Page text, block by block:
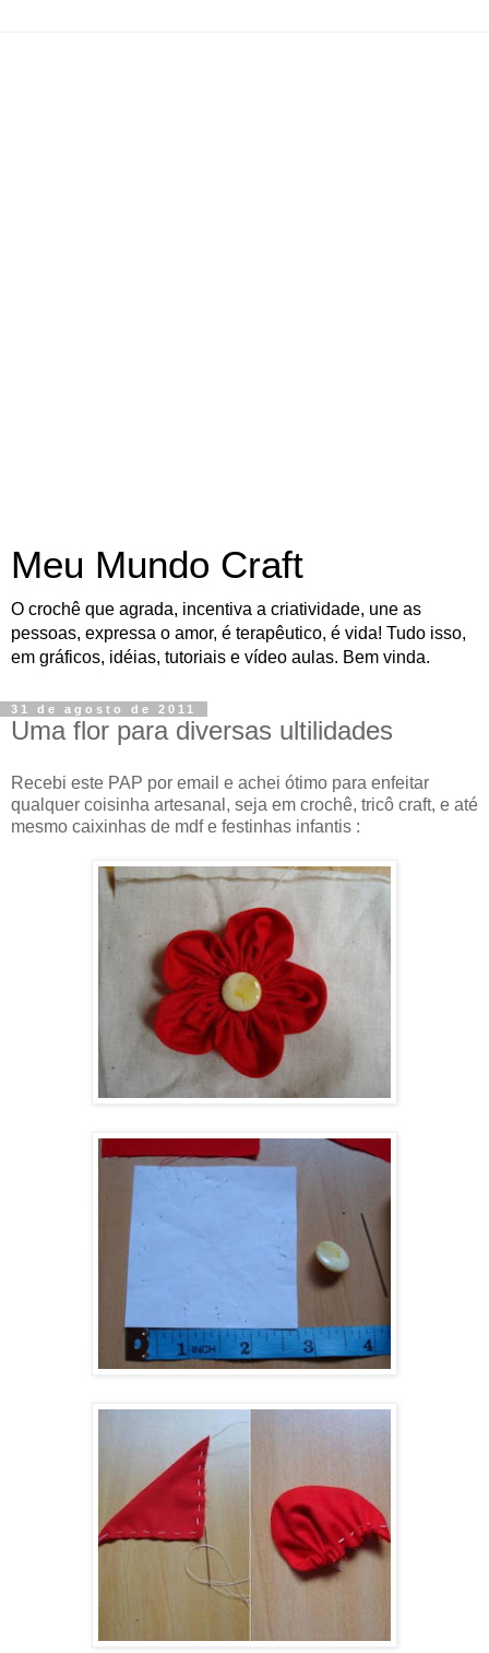
Meu Mundo Craft
O crochê que agrada, incentiva a criatividade, une as
pessoas, expressa o amor, é terapêutico, é vida! Tudo isso,
em gráficos, idéias, tutoriais e vídeo aulas. Bem vinda.
31 de agosto de 2011
Uma flor para diversas ultilidades
Recebi este PAP por email e achei ótimo para enfeitar
qualquer coisinha artesanal, seja em crochê, tricô craft, e até
mesmo caixinhas de mdf e festinhas infantis :